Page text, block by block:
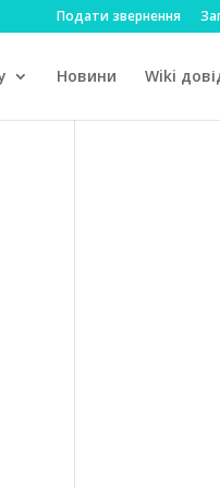
Подати звернення
Новини Wiki